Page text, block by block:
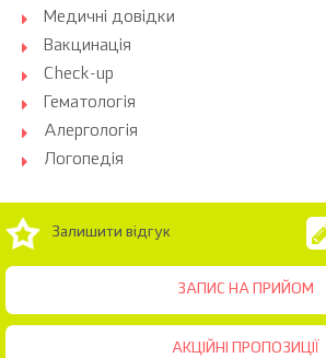
Медичні довідки
Вакцинація
Check-up
Гематологія
Алергологія
Логопедія
ЗАПИС НА ПРИЙОМ
Залишити відгук
АКЦІЙНІ ПРОПОЗИЦІЇ